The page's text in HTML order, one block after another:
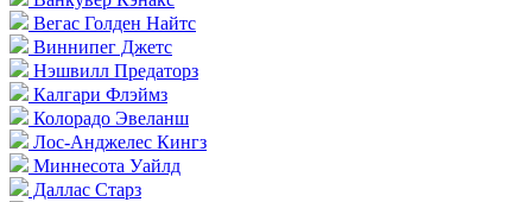
Вегас Голден Найтс
Виннипег Джетс
Нэшвилл Предаторз
Калгари Флэймз
Колорадо Эвеланш
Лос-Анджелес Кингз
Миннесота Уайлд
Даллас Старз